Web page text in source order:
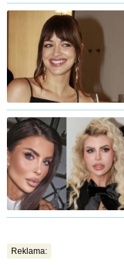
Reklama: